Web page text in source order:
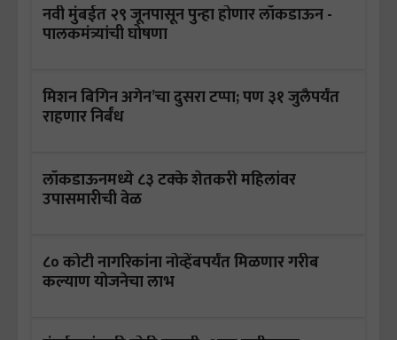
नवी मुंबईत २९ जूनपासून पुन्हा होणार लॉकडाऊन -
पालकमंत्र्यांची घोषणा
मिशन बिगिन अगेन’चा दुसरा टप्पा; पण ३१ जुलैपर्यंत
राहणार निर्बंध
लॉकडाऊनमध्ये ८३ टक्के शेतकरी महिलांवर
उपासमारीची वेळ
८० कोटी नागरिकांना नोव्हेंबपर्यंत मिळणार गरीब
कल्याण योजनेचा लाभ